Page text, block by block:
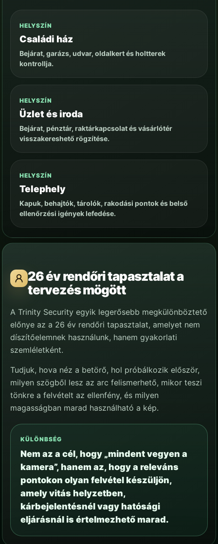
HELYSZÍN
Családi ház
Bejárat, garázs, udvar, oldalkert és holtterek
kontrollja.
HELYSZÍN
Üzlet és iroda
Bejárat, pénztár, raktárkapcsolat és vásárlótér
visszakereshető rögzítése.
HELYSZÍN
Telephely
Kapuk, behajtók, tárolók, rakodási pontok és belső
ellenőrzési igények lefedése.
26 év rendőri tapasztalat a
tervezés mögött
A Trinity Security egyik legerősebb megkülönböztető
előnye az a 26 év rendőri tapasztalat, amelyet nem
díszítőelemnek használunk, hanem gyakorlati
szemléletként.
Tudjuk, hova néz a betörő, hol próbálkozik először,
milyen szögből lesz az arc felismerhető, mikor teszi
tönkre a felvételt az ellenfény, és milyen
magasságban marad használható a kép.
KÜLÖNBSÉG
Nem az a cél, hogy „mindent vegyen a
kamera”, hanem az, hogy a releváns
pontokon olyan felvétel készüljön,
amely vitás helyzetben,
kárbejelentésnél vagy hatósági
eljárásnál is értelmezhető marad.